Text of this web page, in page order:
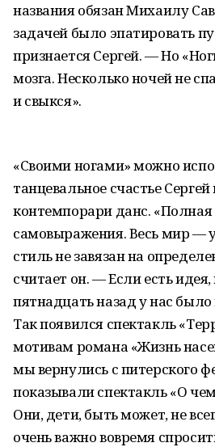
названия обязан Михаилу
задачей было эпатировать
признается Сергей. — Но
мозга. Несколько ночей не
и свыкся».
«Своими ногами» можно
танцевальное счастье Сергей
контемпорари данс. «Полная
самовыражения. Весь мир — у
стиль не завязан на
считает он. — Если есть
пятнадцать назад у нас
Так появился спектакль
мотивам романа «Жизнь
мы вернулись с питерского
показывали спектакль «О
Они, дети, быть может, не
очень важно вовремя